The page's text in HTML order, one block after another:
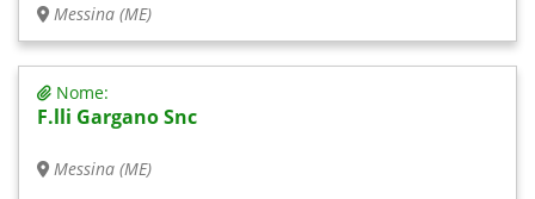
Messina (ME)
Nome:
F.lli Gargano Snc
Messina (ME)